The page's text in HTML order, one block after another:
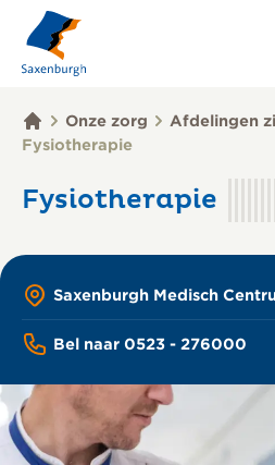
Onze zorg
Afdelingen
Fysiotherapie
Fysiotherapie
Saxenburgh Medisch
Bel naar 0523 - 276000